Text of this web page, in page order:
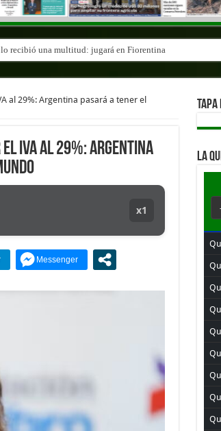
recibió una multitud: jugará en Fiorentina
al 29%: Argentina pasará a tener el
IVA al 29%: Argentina
x1
LA